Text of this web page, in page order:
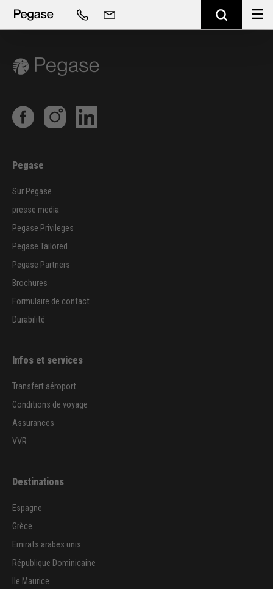
Pegase
Sur Pegase
presse media
Pegase Privileges
Pegase Tailored
Pegase Partners
Brochures
Formulaire de contact
Durabilité
Infos et services
Transfert aéroport
Conditions de voyage
Assurances
VVR
Destinations
Espagne
Grèce
Emirats arabes unis
République Dominicaine
Ile Maurice